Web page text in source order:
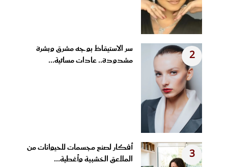
2
سر الاستيقاظ بوجه مشرق وبشرة
مشدودة.. عادات مسائية...
3
أفكار لصنع مجسمات للحيوانات من
الملاعق الخشبية وأغطية...